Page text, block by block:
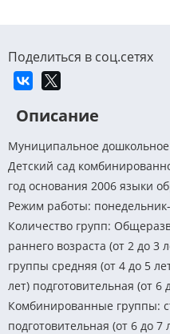
Поделиться в соц.сетях
Описание
Муниципальное
Детский сад
год основания 2006 языки
Режим работы:
Количество групп:
раннего возраста (от 2 до 3
группы средняя (от 4 до 5
лет) подготовительная (от 6
Комбинированные группы:
подготовительная (от 6 до 7